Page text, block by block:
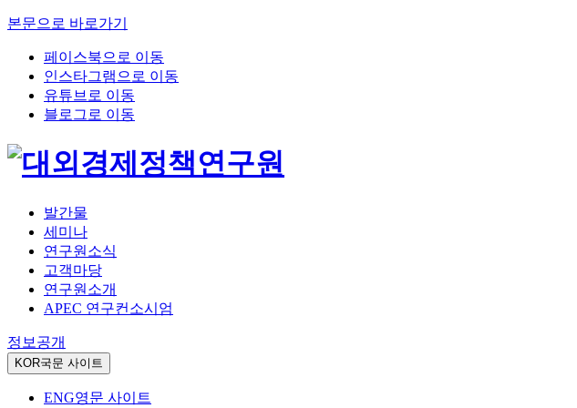
본문으로 바로가기
페이스북으로 이동
인스타그램으로 이동
유튜브로 이동
블로그로 이동
발간물
세미나
연구원소식
고객마당
연구원소개
APEC 연구컨소시엄
정보공개
KOR국문 사이트
ENG영문 사이트